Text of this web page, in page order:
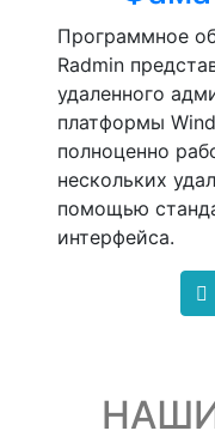
Программное
Radmin
удаленного
платформы
полноценно
нескольких
помощью
интерфейса.